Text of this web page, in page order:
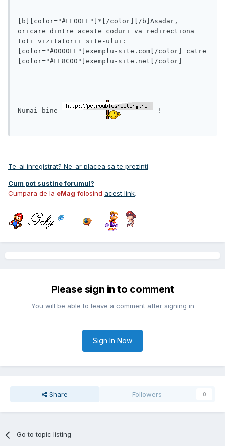
[b][color="#FF00FF"]*[/color][/b]Asadar,
oricare dintre aceste coduri va redirectiona
toti vizitatorii site-ului:
[color="#0000FF"]exemplu-site.com[/color] catre
[color="#FF8C00"]exemplu-site.net[/color]
Numai bine !
Te-ai inregistrat? Ne-ar placea sa te prezinti.
Cum pot sustine forumul?
Cumpara de la eMag folosind acest link.
--------------------
Please sign in to comment
You will be able to leave a comment after signing in
Sign In Now
Share Followers 0
Go to topic listing